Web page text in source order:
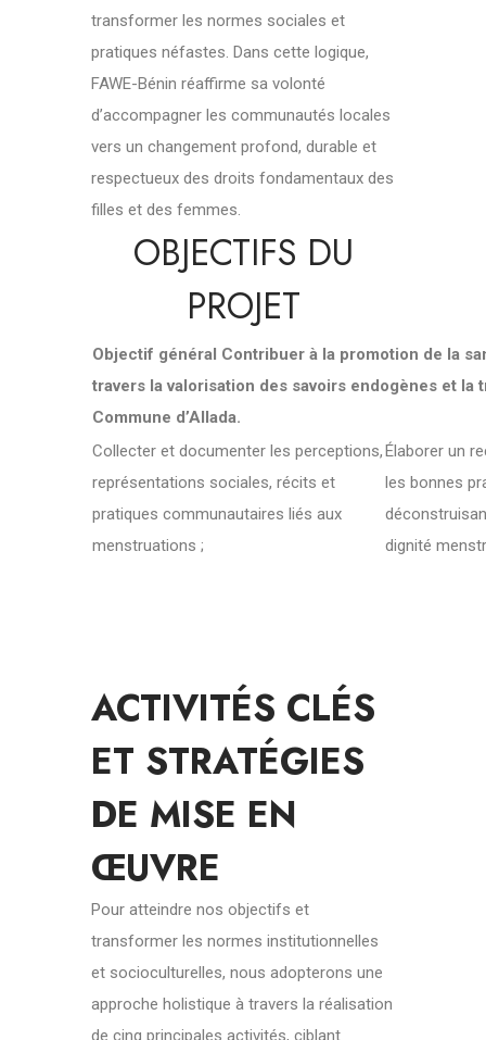
transformer les normes sociales et
pratiques néfastes. Dans cette logique,
FAWE-Bénin réaffirme sa volonté
d’accompagner les communautés locales
vers un changement profond, durable et
respectueux des droits fondamentaux des
filles et des femmes.
OBJECTIFS DU
PROJET
Objectif général Contribuer à la promotion de la
travers la valorisation des savoirs endogènes et
Commune d’Allada.
Collecter et documenter les perceptions,
représentations sociales, récits et
pratiques communautaires liés aux
menstruations ;
Élaborer un
les bonnes
dignité
ACTIVITÉS CLÉS
ET STRATÉGIES
DE MISE EN
ŒUVRE
Pour atteindre nos objectifs et
transformer les normes institutionnelles
et socioculturelles, nous adopterons une
approche holistique à travers la réalisation
de cinq principales activités, ciblant